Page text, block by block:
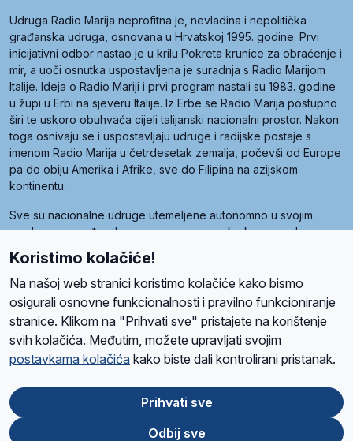
Udruga Radio Marija neprofitna je, nevladina i nepolitička
građanska udruga, osnovana u Hrvatskoj 1995. godine. Prvi
inicijativni odbor nastao je u krilu Pokreta krunice za obraćenje i
mir, a uoči osnutka uspostavljena je suradnja s Radio Marijom
Italije. Ideja o Radio Mariji i prvi program nastali su 1983. godine
u župi u Erbi na sjeveru Italije. Iz Erbe se Radio Marija postupno
širi te uskoro obuhvaća cijeli talijanski nacionalni prostor. Nakon
toga osnivaju se i uspostavljaju udruge i radijske postaje s
imenom Radio Marija u četrdesetak zemalja, počevši od Europe
pa do obiju Amerika i Afrike, sve do Filipina na azijskom
kontinentu.
Sve su nacionalne udruge utemeljene autonomno u svojim
zemljama, a međusobna su povezane preko krovne udruge
pod nazivom Svjetska obitelj Radio Marije (World Family of
Radio Maria). Svjetsku obitelj utemeljilo je sedam članica, među
kojima je i hrvatska Udruga Radio Marija.
O namaRadio ProgramVolonteriPrijateljiKontaktPravila privatnosti
Ova stranica je zaštićena Google reCAPTCHA sustavom
Google
Koristimo kolačiće!
Na našoj web stranici koristimo kolačiće kako bismo
osigurali osnovne funkcionalnosti i pravilno funkcioniranje
stranice. Klikom na "Prihvati sve" pristajete na korištenje
svih kolačića. Međutim, možete upravljati svojim
postavkama kolačića kako biste dali kontrolirani pristanak.
Prihvati sve
Odbij sve